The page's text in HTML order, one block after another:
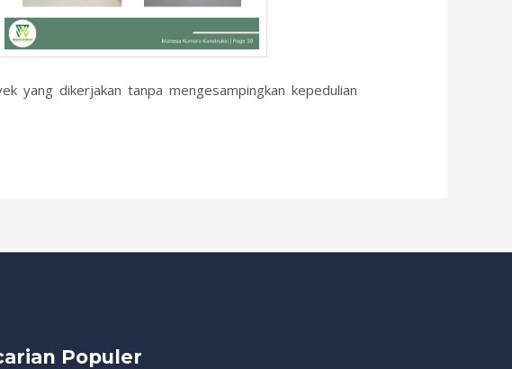
yang dikerjakan tanpa mengesampingkan kepedulian
Populer